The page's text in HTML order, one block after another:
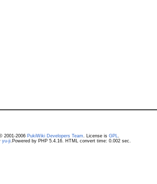
2001-2006 PukiWiki Developers Team . License is GPL
yu-ji.Powered by PHP 5.4.16. HTML convert time: 0.002 sec.